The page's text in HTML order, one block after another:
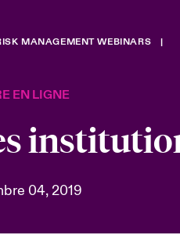
Lumière sur la transformation
MANAGEMENT WEBINARS
EN LIGNE
04, 2019